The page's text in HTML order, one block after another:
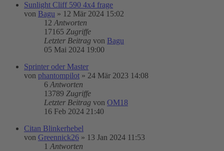
Sunlight Cliff 590 4x4 frage
von Bagu » 12 Mär 2024 15:02
12 Antworten
17165 Zugriffe
Letzter Beitrag von Bagu
05 Mai 2024 19:00
Sprinter oder Master
von phantompilot » 24 Mär 2023 14:08
6 Antworten
13789 Zugriffe
Letzter Beitrag von OM18
16 Feb 2024 21:40
Citan Blinkerhebel
von Greennick26 » 13 Jan 2024 11:53
1 Antworten